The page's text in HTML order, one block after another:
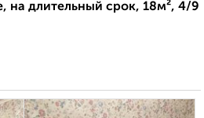
на длительный срок, 18м², 4/9